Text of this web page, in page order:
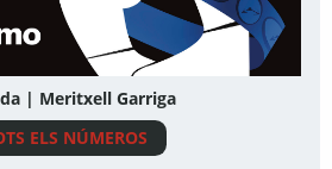
| Meritxell Garriga
ELS NÚMEROS